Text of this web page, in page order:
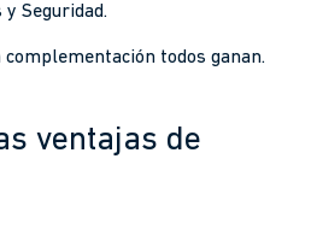
Seguridad.
complementación todos ganan.
ventajas de